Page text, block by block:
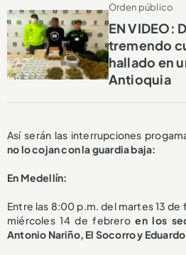
Orden público
EN VIDEO:
tremendo
hallado en
Antioquia
Así serán las interrupciones
no lo cojan con la guardia baja:
En Medellín:
Entre las 8:00 p.m. del martes 13
miércoles 14 de febreroen los
Antonio Nariño, El Socorro y